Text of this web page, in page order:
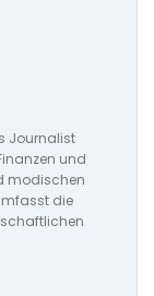
Journalist
und
modischen
die